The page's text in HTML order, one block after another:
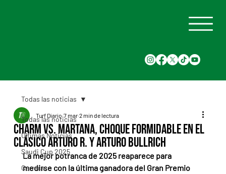
Todas las noticias
Últimas Noticias
Saudi Cup 2025
Carreras
Todas las noticias
Charm vs. Martana, choque formidable en el
Clásico Arturo R. y Arturo Bullrich
Turf Diario 7 mar 2 min de lectura
La mejor potranca de 2025 reaparece para
medirse con la última ganadora del Gran Premio